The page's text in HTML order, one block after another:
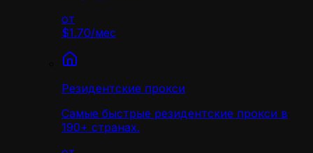
от
$1.70/мес
Резидентские прокси
Самые быстрые резидентские прокси в
190+ странах.